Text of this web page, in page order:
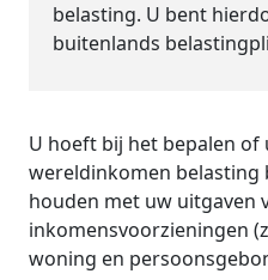
belasting. U bent
buitenlands
U hoeft bij het bepalen of
wereldinkomen belasting
houden met uw uitgaven
inkomensvoorzieningen
woning en